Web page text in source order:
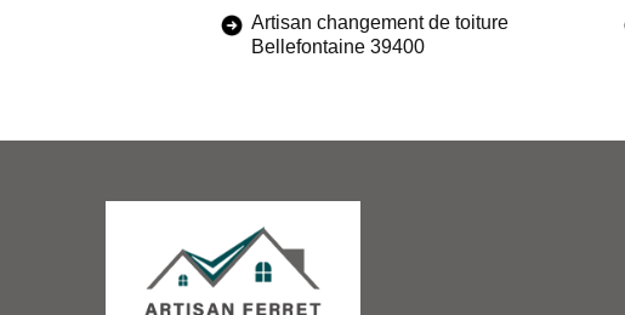
Artisan changement de toiture
Bellefontaine 39400